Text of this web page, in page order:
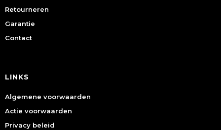
Retourneren
Garantie
Contact
LINKS
Algemene voorwaarden
Actie voorwaarden
Privacy beleid